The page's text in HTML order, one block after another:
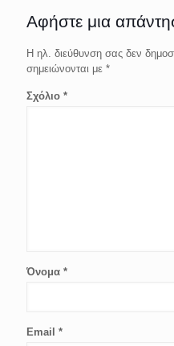
Αφήστε μια
Η ηλ. διεύθυνση σας δεν
σημειώνονται με *
Σχόλιο *
Όνομα *
Email *